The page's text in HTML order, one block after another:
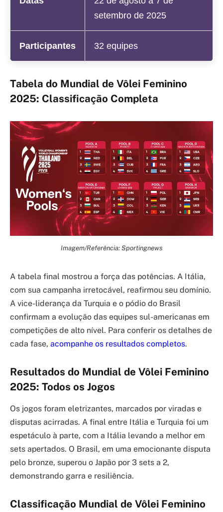
setembro de 2025
Participantes 32 equipes
Tabela do Mundial de Vôlei Feminino
2025: Classificação Completa
Imagem/Referência: Sportingnews
A tabela final mostrou a força das potências. A Itália,
com sua campanha irretocável, reafirmou seu domínio.
A vice-liderança da Turquia e o pódio do Brasil
confirmam a evolução das equipes sul-americanas em
competições de alto nível. Para conferir os detalhes de
cada fase, acompanhe os resultados completos.
Resultados do Mundial de Vôlei Feminino
2025: Todos os Jogos
Os jogos foram eletrizantes, marcados por viradas e
disputas acirradas. A final entre Itália e Turquia foi um
espetáculo à parte, com a Itália levando a melhor em
sets apertados. O Brasil, em uma emocionante disputa
pelo bronze, superou o Japão por 3 sets a 2,
demonstrando garra e resiliência.
Classificação Mundial de Vôlei Feminino